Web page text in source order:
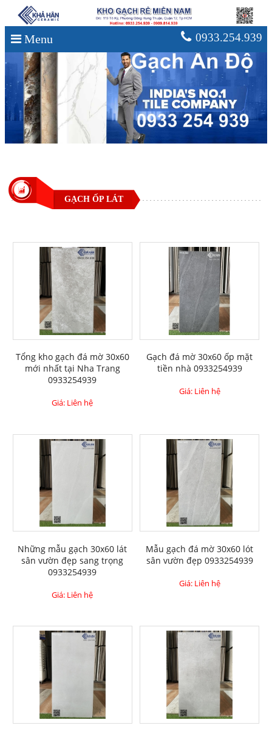
Menu 0933.254.939
GẠCH ỐP LÁT
Tổng kho gạch đá mờ 30x60
mới nhất tại Nha Trang
0933254939
Giá: Liên hệ
Gạch đá mờ 30x60 ốp mặt
tiền nhà 0933254939
Giá: Liên hệ
Những mẫu gạch 30x60 lát
sân vườn đẹp sang trọng
0933254939
Giá: Liên hệ
Mẫu gạch đá mờ 30x60 lót
sân vườn đẹp 0933254939
Giá: Liên hệ